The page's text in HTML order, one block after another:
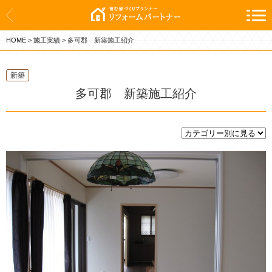
HOME > 施工実績 > 多可郡 新築施工紹介
新築
多可郡 新築施工紹介
ホーム
新築
施工実績
お問い合わせ
お知らせ
暮らしに役立つ情報